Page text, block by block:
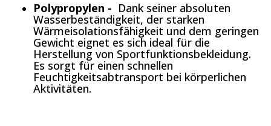
Polypropylen - Dank seiner absoluten
Wasserbeständigkeit, der starken
Wärmeisolationsfähigkeit und dem geringen
Gewicht eignet es sich ideal für die
Herstellung von Sportfunktionsbekleidung.
Es sorgt für einen schnellen
Feuchtigkeitsabtransport bei körperlichen
Aktivitäten.